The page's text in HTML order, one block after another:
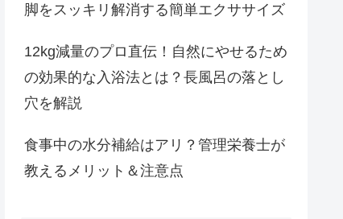
脚をスッキリ解消する簡単エクササイズ
12kg減量のプロ直伝！自然にやせるため
の効果的な入浴法とは？長風呂の落とし
穴を解説
食事中の水分補給はアリ？管理栄養士が
教えるメリット＆注意点